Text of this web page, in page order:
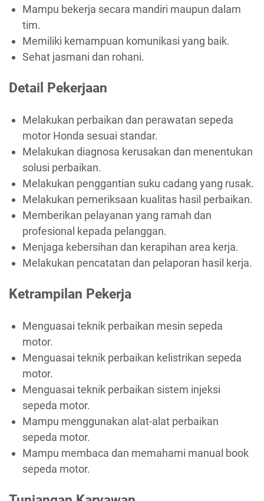
Mampu bekerja secara mandiri maupun dalam
tim.
Memiliki kemampuan komunikasi yang baik.
Sehat jasmani dan rohani.
Detail Pekerjaan
Melakukan perbaikan dan perawatan sepeda
motor Honda sesuai standar.
Melakukan diagnosa kerusakan dan menentukan
solusi perbaikan.
Melakukan penggantian suku cadang yang rusak.
Melakukan pemeriksaan kualitas hasil perbaikan.
Memberikan pelayanan yang ramah dan
profesional kepada pelanggan.
Menjaga kebersihan dan kerapihan area kerja.
Melakukan pencatatan dan pelaporan hasil kerja.
Ketrampilan Pekerja
Menguasai teknik perbaikan mesin sepeda
motor.
Menguasai teknik perbaikan kelistrikan sepeda
motor.
Menguasai teknik perbaikan sistem injeksi
sepeda motor.
Mampu menggunakan alat-alat perbaikan
sepeda motor.
Mampu membaca dan memahami manual book
sepeda motor.